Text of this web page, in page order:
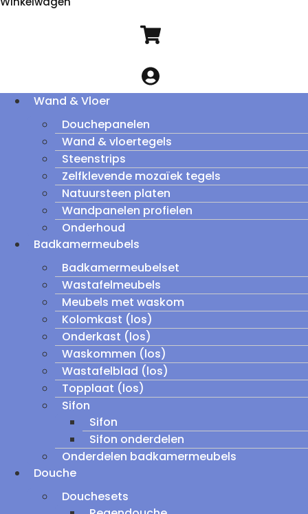
Wand & Vloer
Douchepanelen
Wand & vloertegels
Steenstrips
Zelfklevende mozaïek tegels
Natuursteen platen
Wandpanelen profielen
Onderhoud
Badkamermeubels
Badkamermeubelset
Wastafelmeubels
Meubels met waskom
Kolomkast (los)
Onderkast (los)
Waskommen (los)
Wastafelblad (los)
Topplaat (los)
Sifon
Sifon
Sifon onderdelen
Onderdelen badkamermeubels
Douche
Douchesets